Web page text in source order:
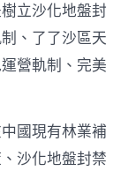
立沙化地盤封
、了了沙區天
營軌制、完美
國現有林業補
沙化地盤封禁